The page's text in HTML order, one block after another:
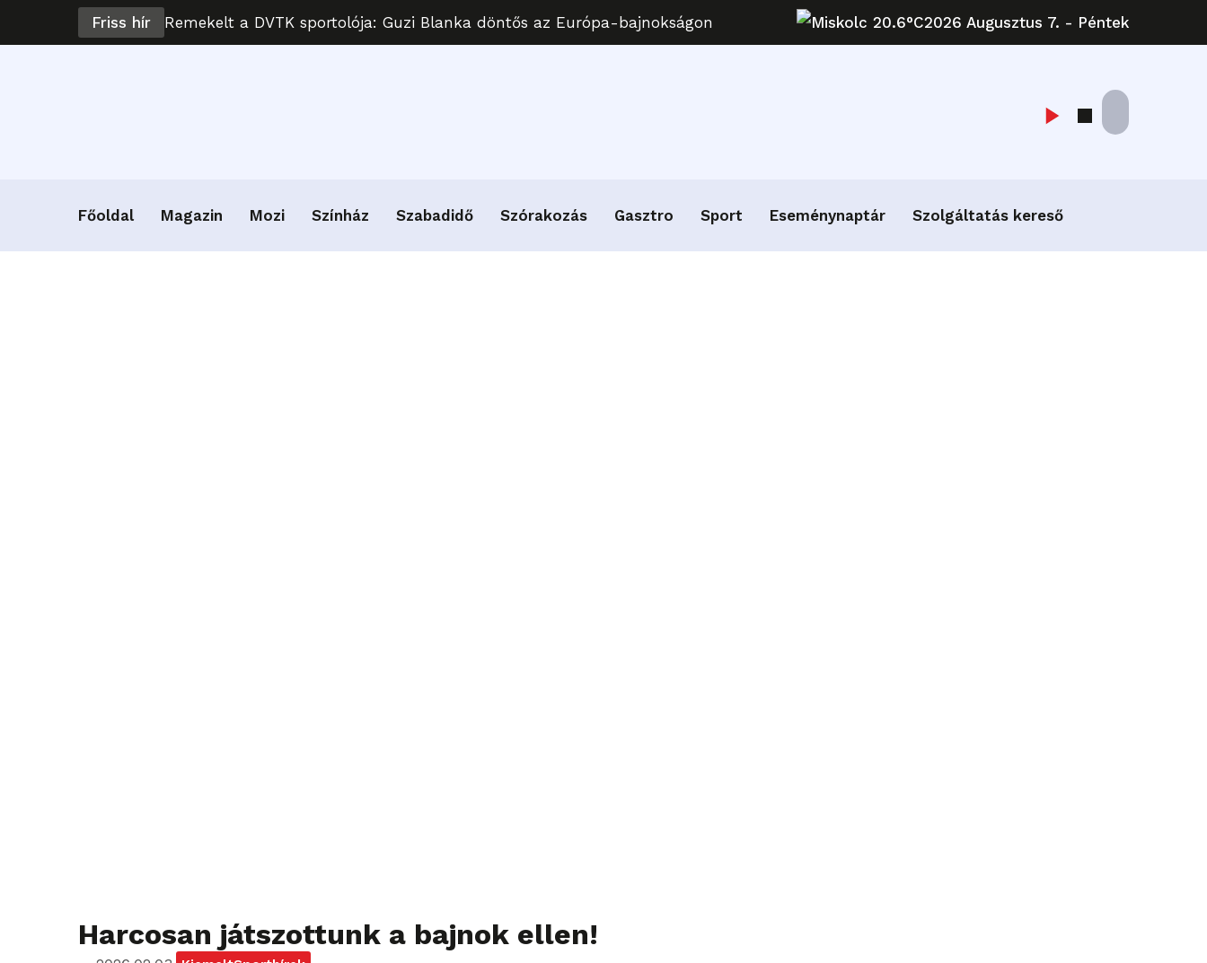
Friss hír Remekelt a DVTK sportolója: Guzi Blanka döntős az Európa-bajnokságon Miskolc 20.6°C2026 Augusztus 7. - Péntek
Főoldal Magazin Mozi Színház Szabadidő Szórakozás Gasztro Sport Eseménynaptár Szolgáltatás kereső
Harcosan játszottunk a bajnok ellen!